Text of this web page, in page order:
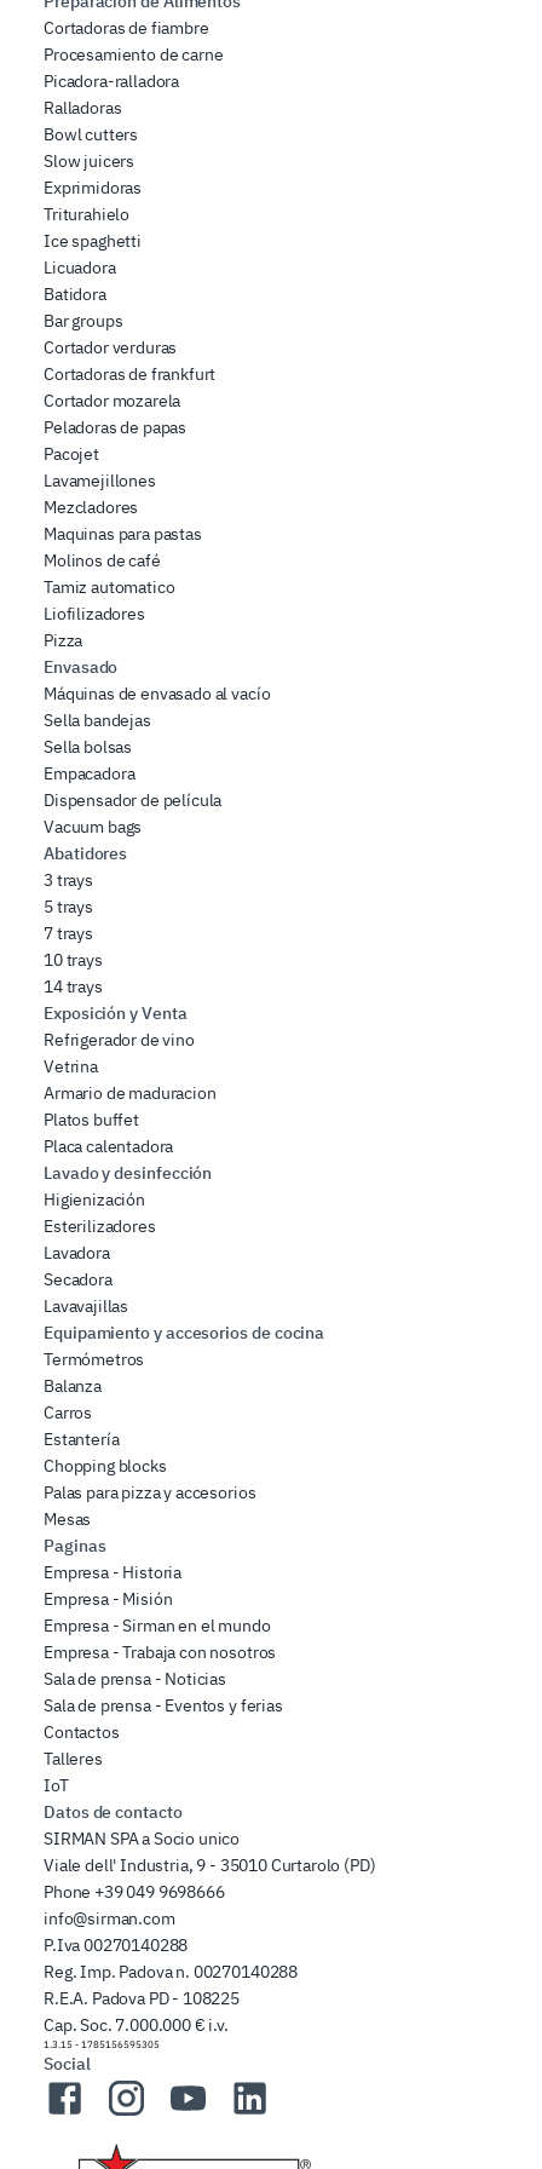
Cortadoras de fiambre
Procesamiento de carne
Picadora-ralladora
Ralladoras
Bowl cutters
Slow juicers
Exprimidoras
Triturahielo
Ice spaghetti
Licuadora
Batidora
Bar groups
Cortador verduras
Cortadoras de frankfurt
Cortador mozarela
Peladoras de papas
Pacojet
Lavamejillones
Mezcladores
Maquinas para pastas
Molinos de café
Tamiz automatico
Liofilizadores
Pizza
Envasado
Máquinas de envasado al vacío
Sella bandejas
Sella bolsas
Empacadora
Dispensador de película
Vacuum bags
Abatidores
3 trays
5 trays
7 trays
10 trays
14 trays
Exposición y Venta
Refrigerador de vino
Vetrina
Armario de maduracion
Platos buffet
Placa calentadora
Lavado y desinfección
Higienización
Esterilizadores
Lavadora
Secadora
Lavavajillas
Equipamiento y accesorios de cocina
Termómetros
Balanza
Carros
Estantería
Chopping blocks
Palas para pizza y accesorios
Mesas
Paginas
Empresa - Historia
Empresa - Misión
Empresa - Sirman en el mundo
Empresa - Trabaja con nosotros
Sala de prensa - Noticias
Sala de prensa - Eventos y ferias
Contactos
Talleres
IoT
Datos de contacto
SIRMAN SPA a Socio unico
Viale dell' Industria, 9 - 35010 Curtarolo (PD)
Phone +39 049 9698666
info@sirman.com
P.Iva 00270140288
Reg. Imp. Padova n. 00270140288
R.E.A. Padova PD - 108225
Cap. Soc. 7.000.000 € i.v.
1.3.15 - 1785156595305
Social
FacebookInstagramYouTubeLinkedIn